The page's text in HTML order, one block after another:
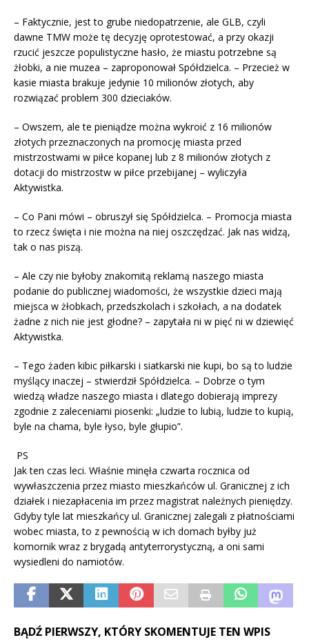
– Faktycznie, jest to grube niedopatrzenie, ale GLB, czyli
dawne TMW może tę decyzję oprotestować, a przy okazji
rzucić jeszcze populistyczne hasło, że miastu potrzebne są
żłobki, a nie muzea – zaproponował Spółdzielca. – Przecież w
kasie miasta brakuje jedynie 10 milionów złotych, aby
rozwiązać problem 300 dzieciaków.
– Owszem, ale te pieniądze można wykroić z 16 milionów
złotych przeznaczonych na promocję miasta przed
mistrzostwami w piłce kopanej lub z 8 milionów złotych z
dotacji do mistrzostw w piłce przebijanej – wyliczyła
Aktywistka.
– Co Pani mówi – obruszył się Spółdzielca. – Promocja miasta
to rzecz święta i nie można na niej oszczędzać. Jak nas widzą,
tak o nas piszą.
– Ale czy nie byłoby znakomitą reklamą naszego miasta
podanie do publicznej wiadomości, że wszystkie dzieci mają
miejsca w żłobkach, przedszkolach i szkołach, a na dodatek
żadne z nich nie jest głodne? – zapytała ni w pięć ni w dziewięć
Aktywistka.
– Tego żaden kibic piłkarski i siatkarski nie kupi, bo są to ludzie
myślący inaczej – stwierdził Spółdzielca. – Dobrze o tym
wiedzą władze naszego miasta i dlatego dobierają imprezy
zgodnie z zaleceniami piosenki: „ludzie to lubią, ludzie to kupią,
byle na chama, byle łyso, byle głupio”.
PS
Jak ten czas leci. Właśnie minęła czwarta rocznica od
wywłaszczenia przez miasto mieszkańców ul. Granicznej z ich
działek i niezapłacenia im przez magistrat należnych pieniędzy.
Gdyby tyle lat mieszkańcy ul. Granicznej zalegali z płatnościami
wobec miasta, to z pewnością w ich domach byłby już
komornik wraz z brygadą antyterrorystyczną, a oni sami
wysiedleni do namiotów.
BĄDŹ PIERWSZY, KTÓRY SKOMENTUJE TEN WPIS